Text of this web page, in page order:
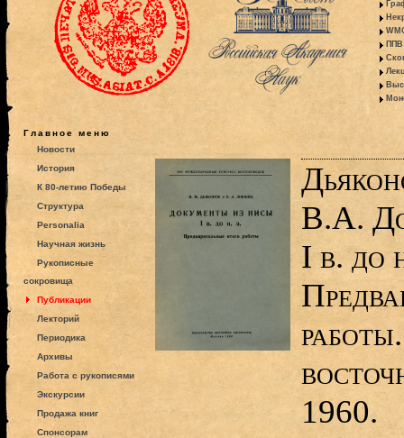
ППВ
Главное меню
Новости
История
К 80-летию Победы
Структура
Personalia
Научная жизнь
Рукописные
сокровища
Публикации
Лекторий
Периодика
Архивы
Работа с рукописями
Экскурсии
Продажа книг
Спонсорам
В.А.
I в. до
1960.